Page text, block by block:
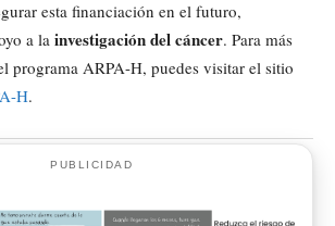
esta financiación en el futuro,
a la investigación del cáncer. Para más
programa ARPA-H, puedes visitar el sitio
H.
PUBLICIDAD